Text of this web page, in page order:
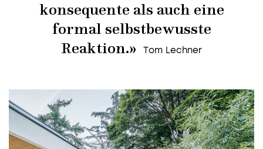
konsequente als auch eine
formal selbstbewusste
Reaktion.»